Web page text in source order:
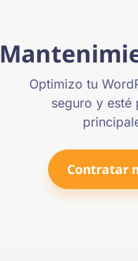
Optimizo tu
seguro y esté
Contratar